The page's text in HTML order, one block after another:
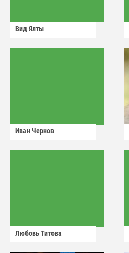
Вид Ялты
Иван Чернов
Любовь Титова